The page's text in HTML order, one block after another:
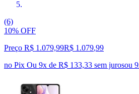
(6)
10% OFF
Preço R$ 1.079,99R$ 1.079,99
no Pix Ou 9x de R$ 133,33 sem jurosou 9